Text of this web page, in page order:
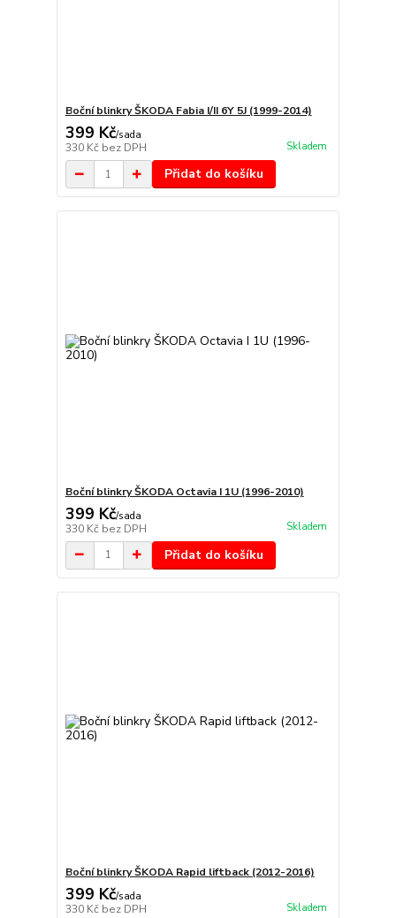
Boční blinkry ŠKODA Fabia I/II 6Y 5J (1999-2014)
399 Kč/sada
330 Kč bez DPH Skladem
Přidat do košíku
Boční blinkry ŠKODA Octavia I 1U (1996-2010)
399 Kč/sada
330 Kč bez DPH Skladem
Přidat do košíku
Boční blinkry ŠKODA Rapid liftback (2012-2016)
399 Kč/sada
330 Kč bez DPH Skladem